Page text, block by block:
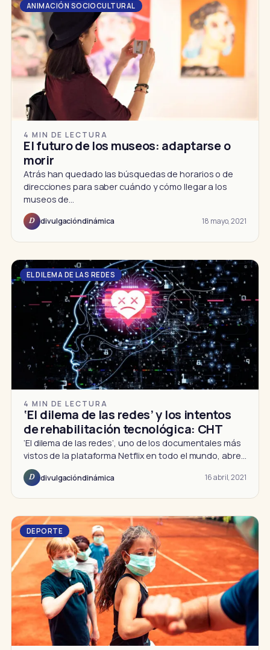
ANIMACIÓN SOCIOCULTURAL
4 MIN DE LECTURA
El futuro de los museos: adaptarse o
morir
Atrás han quedado las búsquedas de horarios o de
direcciones para saber cuándo y cómo llegar a los
museos de…
D divulgacióndinámica 18 mayo, 2021
EL DILEMA DE LAS REDES
4 MIN DE LECTURA
‘El dilema de las redes’ y los intentos
de rehabilitación tecnológica: CHT
‘El dilema de las redes’, uno de los documentales más
vistos de la plataforma Netflix en todo el mundo, abre…
D divulgacióndinámica 16 abril, 2021
DEPORTE